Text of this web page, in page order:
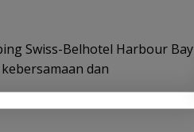
Swiss-Belhotel Harbour Bay
dan